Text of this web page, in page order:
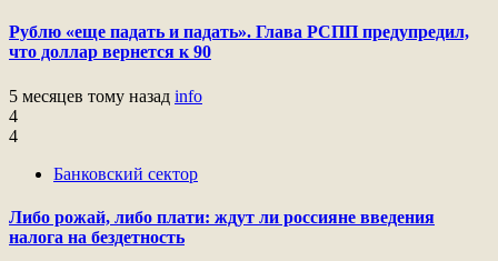
Рублю «еще падать и падать». Глава РСПП предупредил,
что доллар вернется к 90
5 месяцев тому назад info
4
4
Банковский сектор
Либо рожай, либо плати: ждут ли россияне введения
налога на бездетность